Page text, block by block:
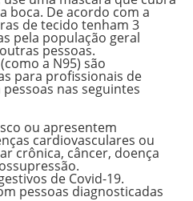
boca. De acordo com a
de tecido tenham 3
pela população geral
pessoas.
(como a N95) são
para profissionais de
nas seguintes
ou apresentem
cardiovasculares ou
crônica, câncer, doença
de Covid-19.
pessoas diagnosticadas